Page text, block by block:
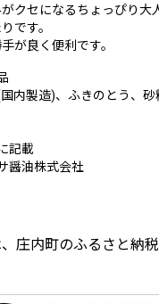
クセになるちょっぴり大
です。
が良く便利です。
内製造)、ふきのとう、
記載
醤油株式会社
庄内町のふるさと納